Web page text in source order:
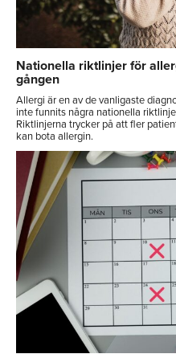
Nationella riktlinjer för
gången
Allergi är en av de vanligaste
inte funnits några nationella
Riktlinjerna trycker på att fler
kan bota allergin.